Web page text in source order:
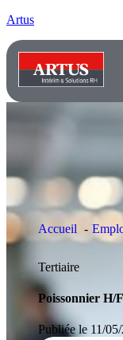
Artus
Accueil
Tertiaire
Poissonnier H/F
Publiée le 11/